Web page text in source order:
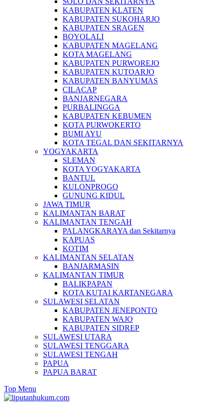
KABUPATEN KLATEN
KABUPATEN SUKOHARJO
KABUPATEN SRAGEN
BOYOLALI
KABUPATEN MAGELANG
KOTA MAGELANG
KABUPATEN PURWOREJO
KABUPATEN KUTOARJO
KABUPATEN BANYUMAS
CILACAP
BANJARNEGARA
PURBALINGGA
KABUPATEN KEBUMEN
KOTA PURWOKERTO
BUMI AYU
KOTA TEGAL DAN SEKITARNYA
YOGYAKARTA
SLEMAN
KOTA YOGYAKARTA
BANTUL
KULONPROGO
GUNUNG KIDUL
JAWA TIMUR
KALIMANTAN BARAT
KALIMANTAN TENGAH
PALANGKARAYA dan Sekitarnya
KAPUAS
KOTIM
KALIMANTAN SELATAN
BANJARMASIN
KALIMANTAN TIMUR
BALIKPAPAN
KOTA KUTAI KARTANEGARA
SULAWESI SELATAN
KABUPATEN JENEPONTO
KABUPATEN WAJO
KABUPATEN SIDREP
SULAWESI UTARA
SULAWESI TENGGARA
SULAWESI TENGAH
PAPUA
PAPUA BARAT
Top Menu